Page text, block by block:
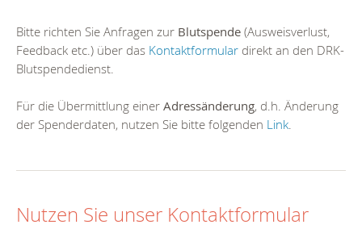
Bitte richten Sie Anfragen zur Blutspende (Ausweisverlust,
Feedback etc.) über das Kontaktformular direkt an den DRK-
Blutspendedienst.
Für die Übermittlung einer Adressänderung, d.h. Änderung
der Spenderdaten, nutzen Sie bitte folgenden Link.
Nutzen Sie unser Kontaktformular